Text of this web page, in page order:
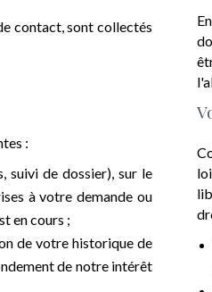
contact, sont collectés
:
suivi de dossier), sur le
à votre demande ou
en cours ;
de votre historique de
de notre intérêt